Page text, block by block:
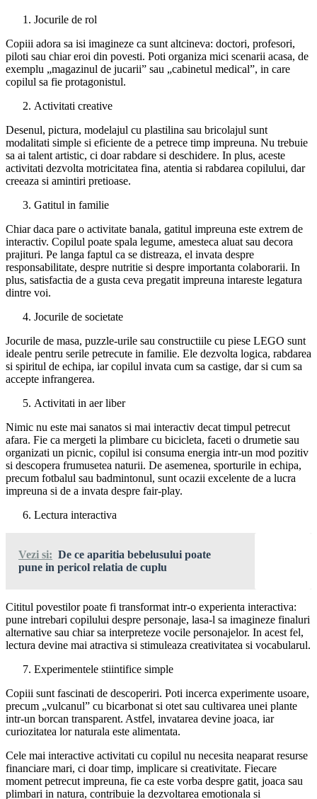
Jocurile de rol
Copiii adora sa isi imagineze ca sunt altcineva: doctori, profesori,
piloti sau chiar eroi din povesti. Poti organiza mici scenarii acasa, de
exemplu „magazinul de jucarii” sau „cabinetul medical”, in care
copilul sa fie protagonistul.
Activitati creative
Desenul, pictura, modelajul cu plastilina sau bricolajul sunt
modalitati simple si eficiente de a petrece timp impreuna. Nu trebuie
sa ai talent artistic, ci doar rabdare si deschidere. In plus, aceste
activitati dezvolta motricitatea fina, atentia si rabdarea copilului, dar
creeaza si amintiri pretioase.
Gatitul in familie
Chiar daca pare o activitate banala, gatitul impreuna este extrem de
interactiv. Copilul poate spala legume, amesteca aluat sau decora
prajituri. Pe langa faptul ca se distreaza, el invata despre
responsabilitate, despre nutritie si despre importanta colaborarii. In
plus, satisfactia de a gusta ceva pregatit impreuna intareste legatura
dintre voi.
Jocurile de societate
Jocurile de masa, puzzle-urile sau constructiile cu piese LEGO sunt
ideale pentru serile petrecute in familie. Ele dezvolta logica, rabdarea
si spiritul de echipa, iar copilul invata cum sa castige, dar si cum sa
accepte infrangerea.
Activitati in aer liber
Nimic nu este mai sanatos si mai interactiv decat timpul petrecut
afara. Fie ca mergeti la plimbare cu bicicleta, faceti o drumetie sau
organizati un picnic, copilul isi consuma energia intr-un mod pozitiv
si descopera frumusetea naturii. De asemenea, sporturile in echipa,
precum fotbalul sau badmintonul, sunt ocazii excelente de a lucra
impreuna si de a invata despre fair-play.
Lectura interactiva
Vezi si: De ce aparitia bebelusului poate
pune in pericol relatia de cuplu
Cititul povestilor poate fi transformat intr-o experienta interactiva:
pune intrebari copilului despre personaje, lasa-l sa imagineze finaluri
alternative sau chiar sa interpreteze vocile personajelor. In acest fel,
lectura devine mai atractiva si stimuleaza creativitatea si vocabularul.
Experimentele stiintifice simple
Copiii sunt fascinati de descoperiri. Poti incerca experimente usoare,
precum „vulcanul” cu bicarbonat si otet sau cultivarea unei plante
intr-un borcan transparent. Astfel, invatarea devine joaca, iar
curiozitatea lor naturala este alimentata.
Cele mai interactive activitati cu copilul nu necesita neaparat resurse
financiare mari, ci doar timp, implicare si creativitate. Fiecare
moment petrecut impreuna, fie ca este vorba despre gatit, joaca sau
plimbari in natura, contribuie la dezvoltarea emotionala si